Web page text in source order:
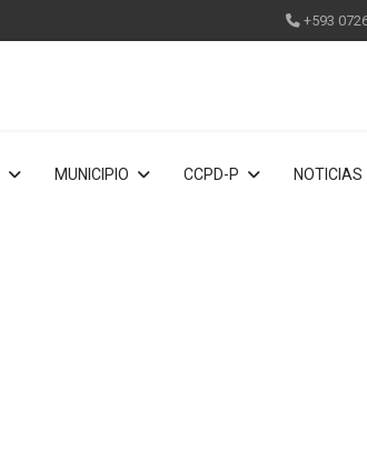
+593
MUNICIPIO CCPD-P NOTICIAS